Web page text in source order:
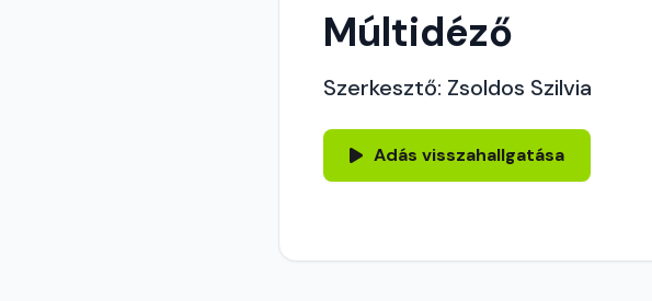
Múltidéző
Szerkesztő: Zsoldos Szilvia
Adás visszahallgatása